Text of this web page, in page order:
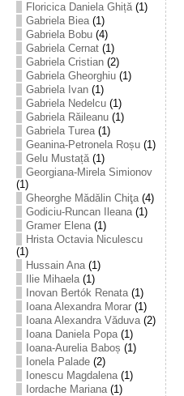
Floricica Daniela Ghiță(1)
Gabriela Biea(1)
Gabriela Bobu(4)
Gabriela Cernat(1)
Gabriela Cristian(2)
Gabriela Gheorghiu(1)
Gabriela Ivan(1)
Gabriela Nedelcu(1)
Gabriela Răileanu(1)
Gabriela Turea(1)
Geanina-Petronela Roșu(1)
Gelu Mustață(1)
Georgiana-Mirela Simionov
(1)
Gheorghe Mădălin Chiţa(4)
Godiciu-Runcan Ileana(1)
Gramer Elena(1)
Hrista Octavia Niculescu
(1)
Hussain Ana(1)
Ilie Mihaela(1)
Inovan Bertók Renata(1)
Ioana Alexandra Morar(1)
Ioana Alexandra Văduva(2)
Ioana Daniela Popa(1)
Ioana-Aurelia Baboș (1)
Ionela Palade(2)
Ionescu Magdalena(1)
Iordache Mariana(1)